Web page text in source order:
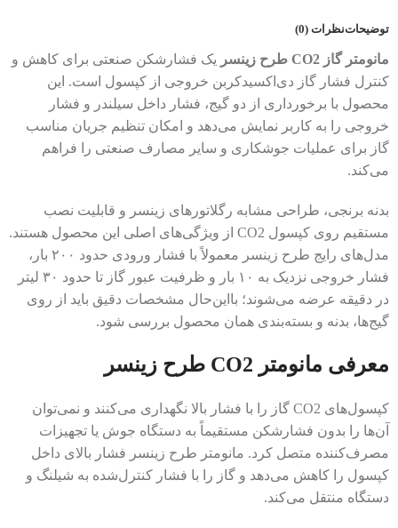
توضیحاتنظرات (0)
مانومتر گاز CO2 طرح زینسر
یک فشارشکن صنعتی برای کاهش و
کنترل فشار گاز دی‌اکسیدکربن خروجی از کپسول است. این
محصول با برخورداری از دو گیج، فشار داخل سیلندر و فشار
خروجی را به کاربر نمایش می‌دهد و امکان تنظیم جریان مناسب
گاز برای عملیات جوشکاری و سایر مصارف صنعتی را فراهم
می‌کند.
بدنه برنجی، طراحی مشابه رگلاتورهای زینسر و قابلیت نصب
مستقیم روی کپسول CO2 از ویژگی‌های اصلی این محصول هستند.
مدل‌های رایج طرح زینسر معمولاً با فشار ورودی حدود ۲۰۰ بار،
فشار خروجی نزدیک به ۱۰ بار و ظرفیت عبور گاز تا حدود ۳۰ لیتر
در دقیقه عرضه می‌شوند؛ بااین‌حال مشخصات دقیق باید از روی
گیج‌ها، بدنه و بسته‌بندی همان محصول بررسی شود.
معرفی مانومتر CO2 طرح زینسر
کپسول‌های CO2 گاز را با فشار بالا نگهداری می‌کنند و نمی‌توان
آن‌ها را بدون فشارشکن مستقیماً به دستگاه جوش یا تجهیزات
مصرف‌کننده متصل کرد. مانومتر طرح زینسر فشار بالای داخل
کپسول را کاهش می‌دهد و گاز را با فشار کنترل‌شده به شیلنگ و
دستگاه منتقل می‌کند.